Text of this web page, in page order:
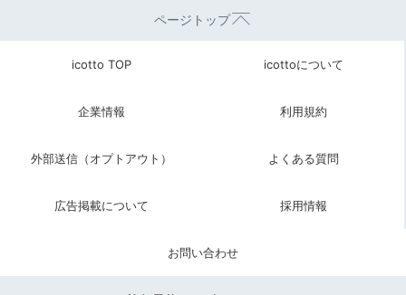
ページトップ
icotto TOP icottoについて
企業情報 利用規約
外部送信（オプトアウト） よくある質問
広告掲載について 採用情報
お問い合わせ